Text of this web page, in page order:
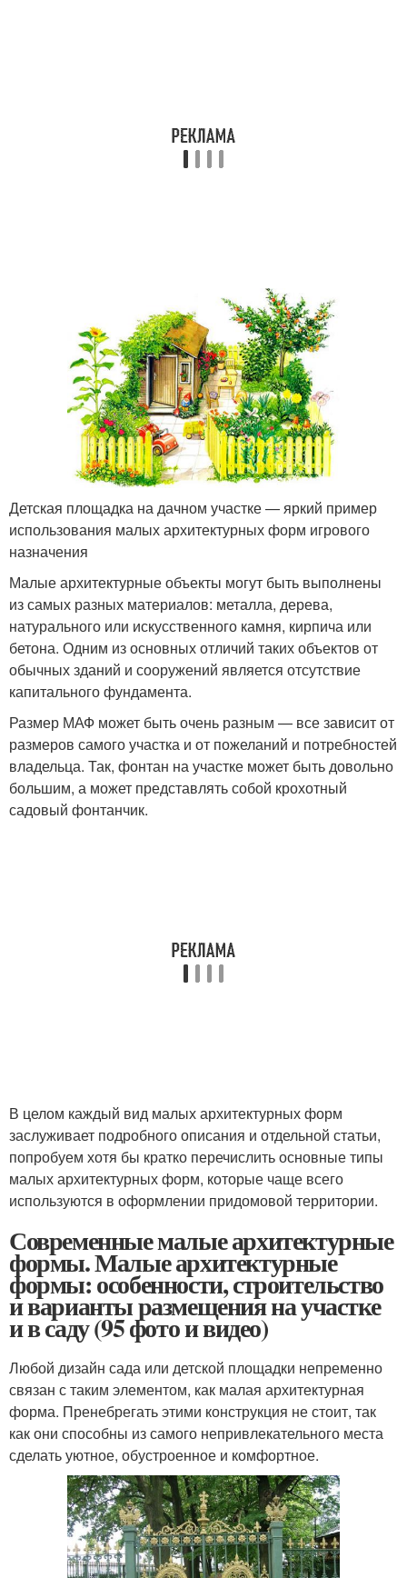
Детская площадка на дачном участке — яркий пример
использования малых архитектурных форм игрового
назначения
Малые архитектурные объекты могут быть выполнены
из самых разных материалов: металла, дерева,
натурального или искусственного камня, кирпича или
бетона. Одним из основных отличий таких объектов от
обычных зданий и сооружений является отсутствие
капитального фундамента.
Размер МАФ может быть очень разным — все зависит от
размеров самого участка и от пожеланий и потребностей
владельца. Так, фонтан на участке может быть довольно
большим, а может представлять собой крохотный
садовый фонтанчик.
В целом каждый вид малых архитектурных форм
заслуживает подробного описания и отдельной статьи,
попробуем хотя бы кратко перечислить основные типы
малых архитектурных форм, которые чаще всего
используются в оформлении придомовой территории.
Современные малые архитектурные
формы. Малые архитектурные
формы: особенности, строительство
и варианты размещения на участке
и в саду (95 фото и видео)
Любой дизайн сада или детской площадки непременно
связан с таким элементом, как малая архитектурная
форма. Пренебрегать этими конструкция не стоит, так
как они способны из самого непривлекательного места
сделать уютное, обустроенное и комфортное.